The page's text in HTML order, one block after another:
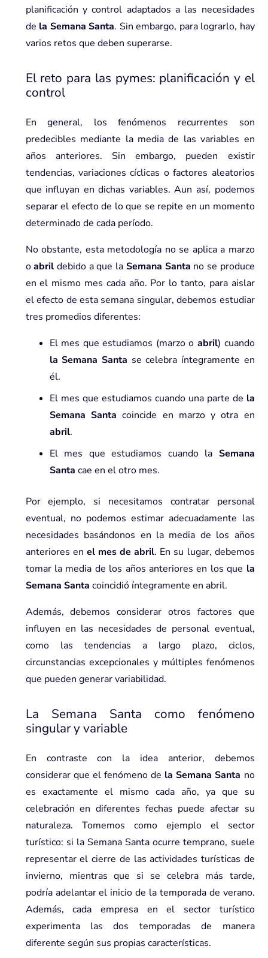
planificación y control adaptados a las necesidades
de la Semana Santa. Sin embargo, para lograrlo, hay
varios retos que deben superarse.
El reto para las pymes: planificación y el
control
En general, los fenómenos recurrentes son
predecibles mediante la media de las variables en
años anteriores. Sin embargo, pueden existir
tendencias, variaciones cíclicas o factores aleatorios
que influyan en dichas variables. Aun así, podemos
separar el efecto de lo que se repite en un momento
determinado de cada período.
No obstante, esta metodología no se aplica a marzo
oabril debido a que la Semana Santa no se produce
en el mismo mes cada año. Por lo tanto, para aislar
el efecto de esta semana singular, debemos estudiar
tres promedios diferentes:
El mes que estudiamos (marzo oabril) cuando
la Semana Santa se celebra íntegramente en
él.
El mes que estudiamos cuando una parte de la
Semana Santa coincide en marzo y otra en
abril.
El mes que estudiamos cuando la Semana
Santa cae en el otro mes.
Por ejemplo, si necesitamos contratar personal
eventual, no podemos estimar adecuadamente las
necesidades basándonos en la media de los años
anteriores en el mes de abril. En su lugar, debemos
tomar la media de los años anteriores en los que la
Semana Santa coincidió íntegramente en abril.
Además, debemos considerar otros factores que
influyen en las necesidades de personal eventual,
como las tendencias a largo plazo, ciclos,
circunstancias excepcionales y múltiples fenómenos
que pueden generar variabilidad.
La Semana Santa como fenómeno
singular y variable
En contraste con la idea anterior, debemos
considerar que el fenómeno de la Semana Santa no
es exactamente el mismo cada año, ya que su
celebración en diferentes fechas puede afectar su
naturaleza. Tomemos como ejemplo el sector
turístico: si la Semana Santa ocurre temprano, suele
representar el cierre de las actividades turísticas de
invierno, mientras que si se celebra más tarde,
podría adelantar el inicio de la temporada de verano.
Además, cada empresa en el sector turístico
experimenta las dos temporadas de manera
diferente según sus propias características.